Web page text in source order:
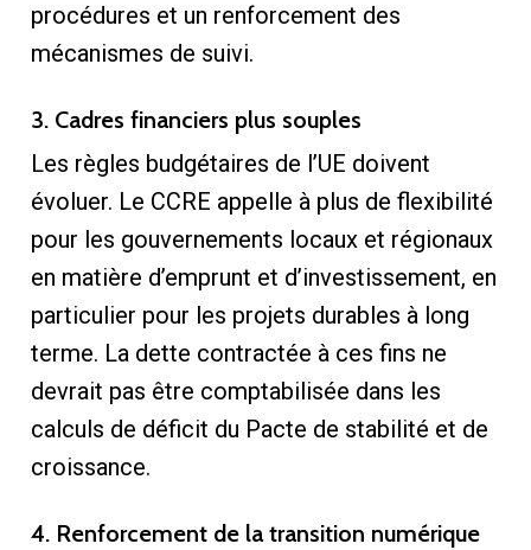
procédures et un renforcement des
mécanismes de suivi.
3. Cadres financiers plus souples
Les règles budgétaires de l’UE doivent
évoluer. Le CCRE appelle à plus de flexibilité
pour les gouvernements locaux et régionaux
en matière d’emprunt et d’investissement, en
particulier pour les projets durables à long
terme. La dette contractée à ces fins ne
devrait pas être comptabilisée dans les
calculs de déficit du Pacte de stabilité et de
croissance.
4. Renforcement de la transition numérique